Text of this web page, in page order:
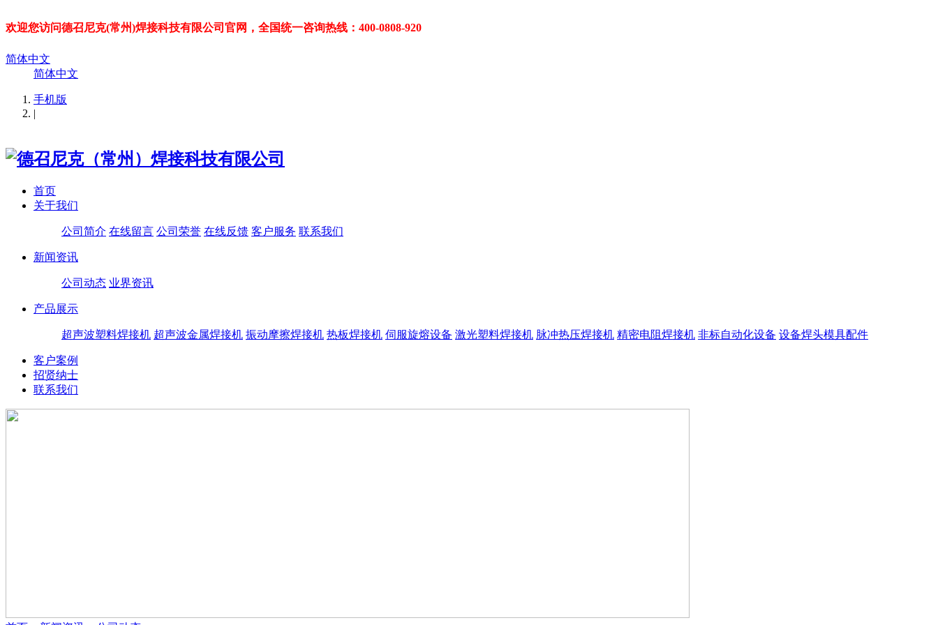
欢迎您访问德召尼克(常州)焊接科技有限公司官网，全国统一咨询热线：400-0808-920
简体中文
简体中文
手机版
|
首页
关于我们
公司简介 在线留言 公司荣誉 在线反馈 客户服务 联系我们
新闻资讯
公司动态 业界资讯
产品展示
超声波塑料焊接机 超声波金属焊接机 振动摩擦焊接机 热板焊接机 伺服旋熔设备 激光塑料焊接机 脉冲热压焊接机 精密电阻焊接机 非标自动化设备 设备焊头模具配件
客户案例
招贤纳士
联系我们